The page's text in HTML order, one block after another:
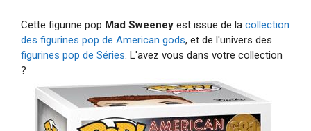
Cette figurine pop Mad Sweeney est issue de la collection
des figurines pop de American gods, et de l'univers des
figurines pop de Séries. L'avez vous dans votre collection
?